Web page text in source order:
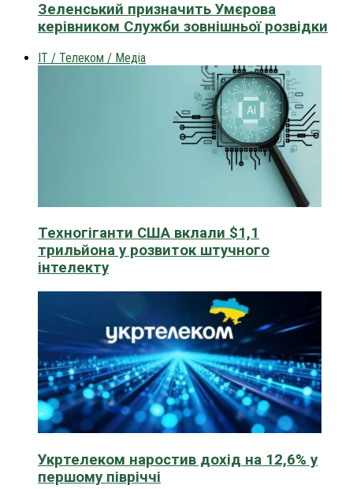
Зеленський призначить Умєрова
керівником Служби зовнішньої розвідки
IT / Телеком / Медіа
Техногіганти США вклали $1,1
трильйона у розвиток штучного
інтелекту
Укртелеком наростив дохід на 12,6% у
першому півріччі